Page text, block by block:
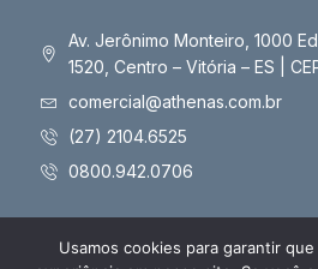
Av. Jerônimo Monteiro, 1000
1520, Centro – Vitória – ES |
comercial@athenas.com.br
(27) 2104.6525
0800.942.0706
Usamos cookies para garantir